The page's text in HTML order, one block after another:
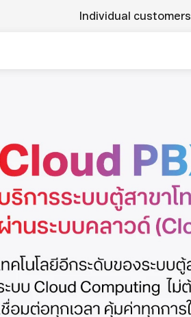
Individual customers